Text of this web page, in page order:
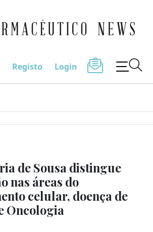
Registo Login
de Sousa distingue
nas áreas do
celular, doença de
Oncologia